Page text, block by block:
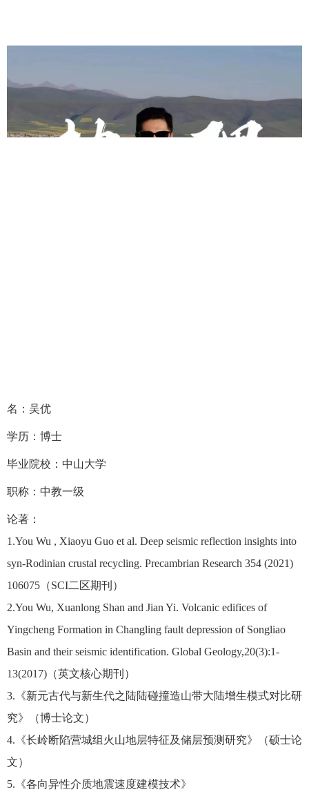
名：吴优
学历：博士
毕业院校：中山大学
职称：中教一级
论著：
1.You Wu , Xiaoyu Guo et al. Deep seismic reflection insights into
syn-Rodinian crustal recycling. Precambrian Research 354 (2021)
106075 （SCI二区期刊）
2.You Wu, Xuanlong Shan and Jian Yi. Volcanic edifices of
Yingcheng Formation in Changling fault depression of Songliao
Basin and their seismic identification. Global Geology,20(3):1-
13(2017) （英文核心期刊）
3. 《新元古代与新生代之陆陆碰撞造山带大陆增生模式对比研
究》（博士论文）
4. 《长岭断陷营城组火山地层特征及储层预测研究》（硕士论
文）
5. 《各向异性介质地震速度建模技术》